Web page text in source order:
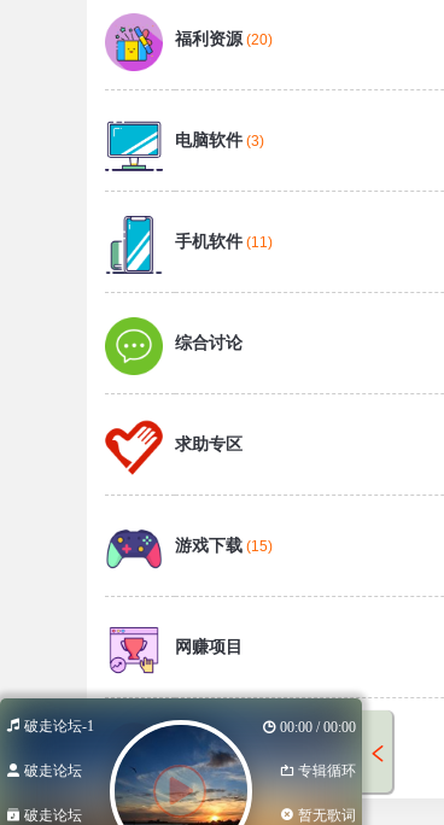
福利资源(20)
电脑软件 (3)
手机软件 (11)
综合讨论
求助专区
游戏下载 (15)
网赚项目
论坛广告
破走论坛-1 00:00 / 00:00
破走论坛 专辑循环
破走论坛 暂无歌词